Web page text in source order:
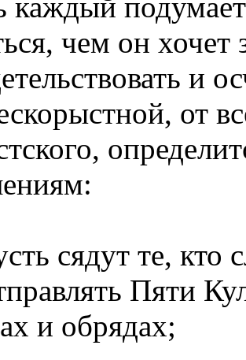
чем он хочет
и
от
сядут те,
Пяти
и обрядах;